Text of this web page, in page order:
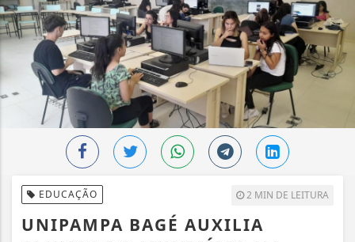
EDUCAÇÃO 2 MIN DE LEITURA
UNIPAMPA BAGÉ AUXILIA